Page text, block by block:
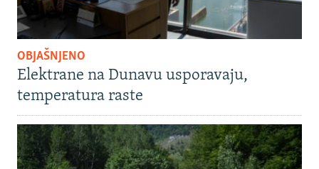
OBJAŠNJENO
Elektrane na Dunavu usporavaju,
temperatura raste